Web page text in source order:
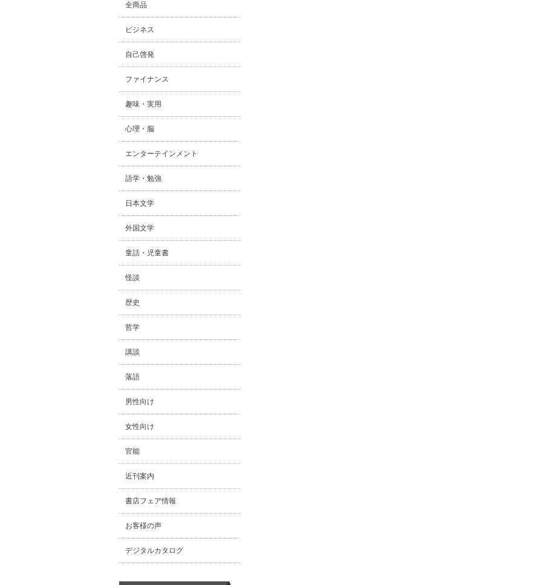
全商品
ビジネス
自己啓発
ファイナンス
趣味・実用
心理・脳
エンターテインメント
語学・勉強
日本文学
外国文学
童話・児童書
怪談
歴史
哲学
講談
落語
男性向け
女性向け
官能
近刊案内
書店フェア情報
お客様の声
デジタルカタログ